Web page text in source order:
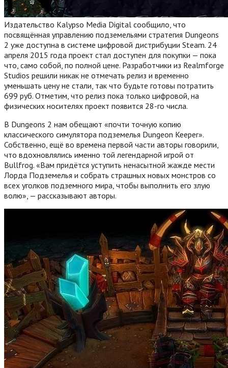
Издательство Kalypso Media Digital сообщило, что
посвящённая управлению подземельями стратегия Dungeons
2 уже доступна в системе цифровой дистрибуции Steam. 24
апреля 2015 года проект стал доступен для покупки — пока
что, само собой, по полной цене. Разработчики из Realmforge
Studios решили никак не отмечать релиз и временно
уменьшать цену не стали, так что будьте готовы потратить
699 руб. Отметим, что релиз пока только цифровой, на
физических носителях проект появится 28-го числа.
В Dungeons 2 нам обещают «почти точную копию
классического симулятора подземелья Dungeon Keeper».
Собственно, ещё во времена первой части авторы говорили,
что вдохновлялись именно той легендарной игрой от
Bullfrog. «Вам придётся уступить ненасытной жажде мести
Лорда Подземелья и собрать страшных новых монстров со
всех уголков подземного мира, чтобы выполнить его злую
волю», — рассказывают авторы.